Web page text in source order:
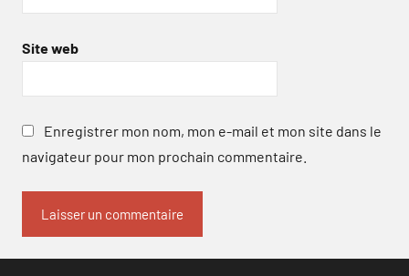
Site web
Enregistrer mon nom, mon e-mail et mon site dans le
navigateur pour mon prochain commentaire.